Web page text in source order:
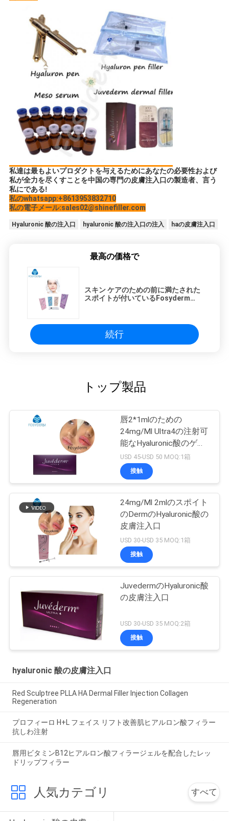
私達は最もよいプロダクトを与えるためにあなたの必要性および
私が全力を尽くすことを中国の専門の皮膚注入口の製造者、言う
私にである!
私のwhatsapp:+8613953832710
私の電子メール:sales02@shinefiller.com
Hyaluronic 酸の注入口 hyaluronic 酸の注入口の注入 haの皮膚注入口
最高の価格で
スキン ケアのための前に満たされた
スポイトが付いているFosydermの
続行
トップ製品
唇2*1mlのための
24mg/Ml Ultra4の注射可
能なHyaluronic酸のゲル
の皮膚注入口
USD 45-USD 50 MOQ:1箱
接触
24mg/Ml 2mlのスポイト
のDermのHyaluronic酸の
皮膚注入口
USD 30-USD 35 MOQ:1箱
接触
JuvedermのHyaluronic酸
の皮膚注入口
USD 30-USD 35 MOQ:2箱
接触
hyaluronic 酸の皮膚注入口
Red Sculptree PLLA HA Dermal Filler Injection Collagen
Regeneration
プロフィーロ H+L フェイス リフト改善肌ヒアルロン酸フィラー
抗しわ注射
唇用ビタミンB12ヒアルロン酸フィラージェルを配合したレッ
ドリップフィラー
人気カテゴリ すべて